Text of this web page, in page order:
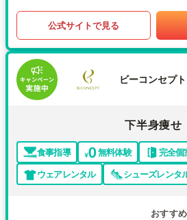
公式サイトで見る
ビーコンセプト
下半身痩せ
食事指導 無料体験 完全個
ウェアレンタル
シューズレンタ
おすす